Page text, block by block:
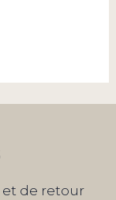
de retour